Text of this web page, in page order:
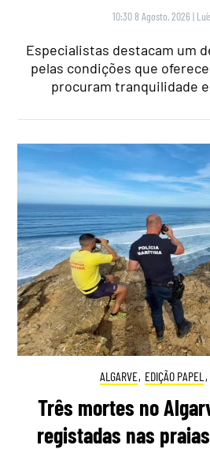
10:30 8 Agosto, 2026 |
Especialistas destacam um
pelas condições que
procuram tranquilidade
ALGARVE, EDIÇÃO PAPEL ,
Três mortes no
registadas nas